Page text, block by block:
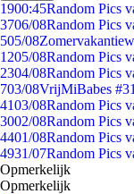
1900:45Random Pics
3706/08Random Pics
505/08
1205/08Random Pics
2304/08Random Pics
703/08VrijMiBabes
4103/08Random Pics
3002/08Random Pics
4401/08Random Pics
4931/07Random Pics
Opmerkelijk
Opmerkelijk